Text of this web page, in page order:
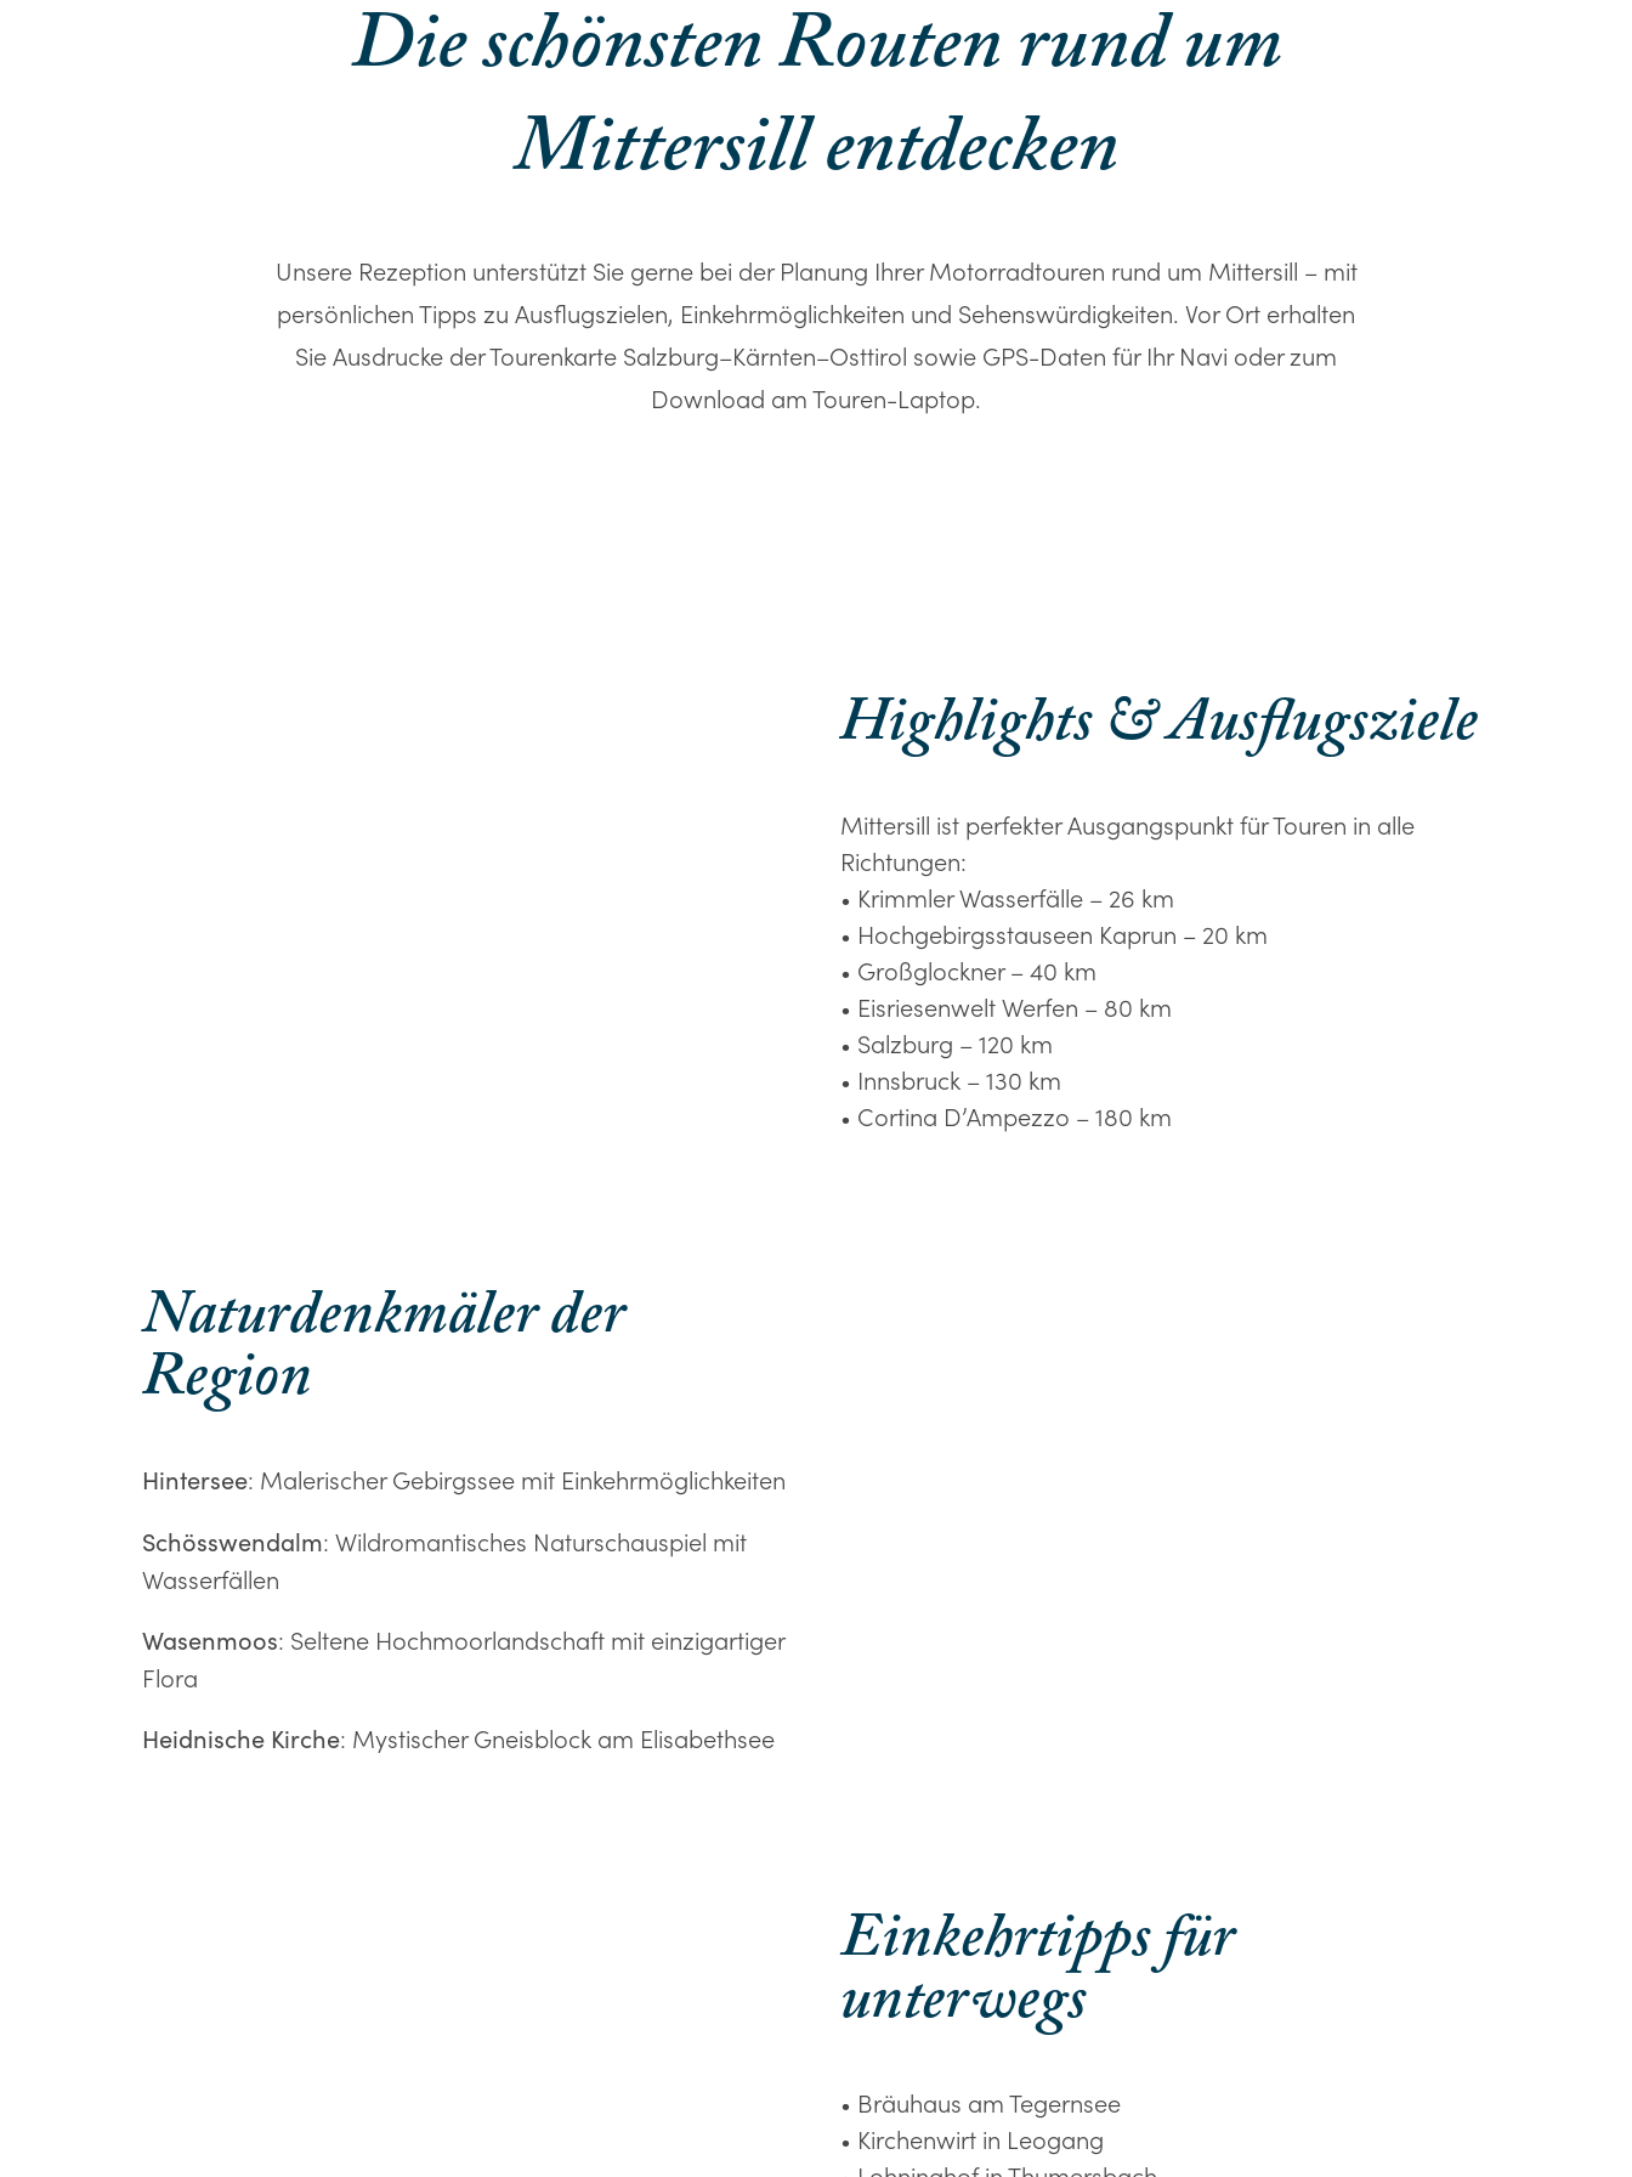
Die schönsten Routen rund um
Mittersill entdecken
Unsere Rezeption unterstützt Sie gerne bei der Planung Ihrer Motorradtouren rund um Mittersill – mit
persönlichen Tipps zu Ausflugszielen, Einkehrmöglichkeiten und Sehenswürdigkeiten. Vor Ort erhalten
Sie Ausdrucke der Tourenkarte Salzburg–Kärnten–Osttirol sowie GPS-Daten für Ihr Navi oder zum
Download am Touren-Laptop.
Highlights & Ausflugsziele
Mittersill ist perfekter Ausgangspunkt für Touren in alle
Richtungen:
• Krimmler Wasserfälle – 26 km
• Hochgebirgsstauseen Kaprun – 20 km
• Großglockner – 40 km
• Eisriesenwelt Werfen – 80 km
• Salzburg – 120 km
• Innsbruck – 130 km
• Cortina D’Ampezzo – 180 km
Naturdenkmäler der
Region
Hintersee: Malerischer Gebirgssee mit Einkehrmöglichkeiten
Schösswendalm: Wildromantisches Naturschauspiel mit
Wasserfällen
Wasenmoos: Seltene Hochmoorlandschaft mit einzigartiger
Flora
Heidnische Kirche: Mystischer Gneisblock am Elisabethsee
Einkehrtipps für
unterwegs
• Bräuhaus am Tegernsee
• Kirchenwirt in Leogang